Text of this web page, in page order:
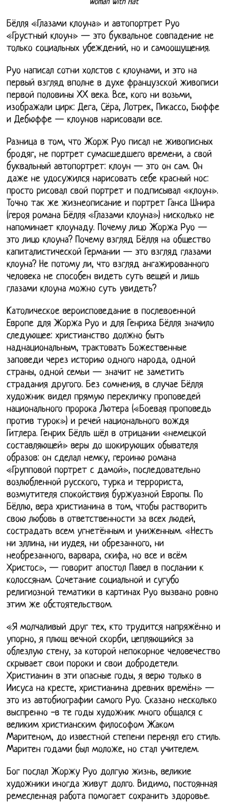
Woman with Hat
Бёлля «Глазами клоуна» и автопортрет Руо
«Грустный клоун» — это буквальное совпадение не
только социальных убеждений, но и самоощущения.
Руо написал сотни холстов с клоунами, и это на
первый взгляд вполне в духе французской живописи
первой половины XX века. Все, кого ни возьми,
изображали цирк: Дега, Сёра, Лотрек, Пикассо, Бюффе
и Дебюффе — клоунов нарисовали все.
Разница в том, что Жорж Руо писал не живописных
бродяг, не портрет сумасшедшего времени, а свой
буквальный автопортрет: клоун — это он сам. Он
даже не удосужился нарисовать себе красный нос:
просто рисовал свой портрет и подписывал «клоун».
Точно так же жизнеописание и портрет Ганса Шнира
(героя романа Бёлля «Глазами клоуна») нисколько не
напоминает клоунаду. Почему лицо Жоржа Руо —
это лицо клоуна? Почему взгляд Бёлля на общество
капиталистической Германии — это взгляд глазами
клоуна? Не потому ли, что взгляд ангажированного
человека не способен видеть суть вещей и лишь
глазами клоуна можно суть увидеть?
Католическое вероисповедание в послевоенной
Европе для Жоржа Руо и для Генриха Бёлля значило
следующее: христианство должно быть
наднациональным, трактовать Божественные
заповеди через историю одного народа, одной
страны, одной семьи — значит не заметить
страдания другого. Без сомнения, в случае Бёлля
художник видел прямую перекличку проповедей
национального пророка Лютера («Боевая проповедь
против турок») и речей национального вождя
Гитлера. Генрих Бёлль шёл в отрицании «немецкой
составляющей» веры до шокирующих обывателя
образов: он сделал немку, героиню романа
«Групповой портрет с дамой», последовательно
возлюбленной русского, турка и террориста,
возмутителя спокойствия буржуазной Европы. По
Бёллю, вера христианина в том, чтобы растворить
свою любовь в ответственности за всех людей,
сострадать всем угнетённым и униженным. «Несть
ни эллина, ни иудея, ни обрезанного, ни
необрезанного, варвара, скифа, но все и всём
Христос», — говорит апостол Павел в послании к
колоссянам. Сочетание социальной и сугубо
религиозной тематики в картинах Руо вызвано ровно
этим же обстоятельством.
«Я молчаливый друг тех, кто трудится напряжённо и
упорно, я плющ вечной скорби, цепляющийся за
облезлую стену, за которой непокорное человечество
скрывает свои пороки и свои добродетели.
Христианин в эти опасные годы, я верю только в
Иисуса на кресте, христианина древних времён» —
это из автобиографии самого Руо. Сказано несколько
выспренно -в те годы художник много общался с
великим христианским философом Жаком
Маритеном, до известной степени перенял его стиль.
Маритен годами был моложе, но стал учителем.
Бог послал Жоржу Руо долгую жизнь, великие
художники иногда живут долго. Видимо, постоянная
ремесленная работа помогает сохранить здоровье.